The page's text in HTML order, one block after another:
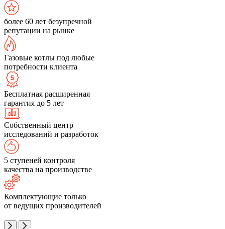
более 60 лет безупречной
репутации на рынке
Газовые котлы под любые
потребности клиента
Бесплатная расширенная
гарантия до 5 лет
Собственный центр
исследований и разработок
5 ступеней контроля
качества на производстве
Комплектующие только
от ведущих производителей